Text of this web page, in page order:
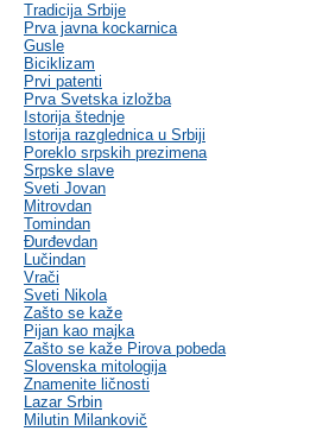
Tradicija Srbije
Prva javna kockarnica
Gusle
Biciklizam
Prvi patenti
Prva Svetska izložba
Istorija štednje
Istorija razglednica u Srbiji
Poreklo srpskih prezimena
Srpske slave
Sveti Jovan
Mitrovdan
Tomindan
Đurđevdan
Lučindan
Vrači
Sveti Nikola
Zašto se kaže
Pijan kao majka
Zašto se kaže Pirova pobeda
Slovenska mitologija
Znamenite ličnosti
Lazar Srbin
Milutin Milankovič